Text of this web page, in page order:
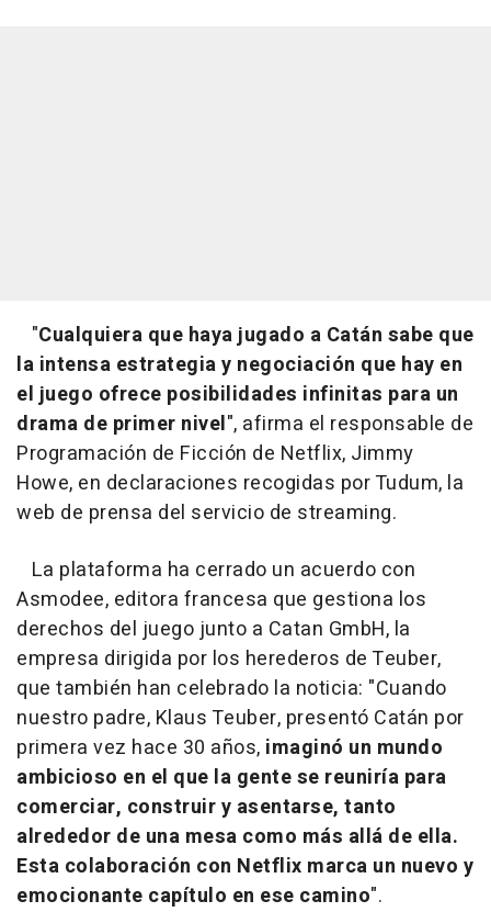
"Cualquiera que haya jugado a Catán sabe que
la intensa estrategia y negociación que hay en
el juego ofrece posibilidades infinitas para un
drama de primer nivel", afirma el responsable de
Programación de Ficción de Netflix, Jimmy
Howe, en declaraciones recogidas por Tudum, la
web de prensa del servicio de streaming.
La plataforma ha cerrado un acuerdo con
Asmodee, editora francesa que gestiona los
derechos del juego junto a Catan GmbH, la
empresa dirigida por los herederos de Teuber,
que también han celebrado la noticia: "Cuando
nuestro padre, Klaus Teuber, presentó Catán por
primera vez hace 30 años, imaginó un mundo
ambicioso en el que la gente se reuniría para
comerciar, construir y asentarse, tanto
alrededor de una mesa como más allá de ella.
Esta colaboración con Netflix marca un nuevo y
emocionante capítulo en ese camino".